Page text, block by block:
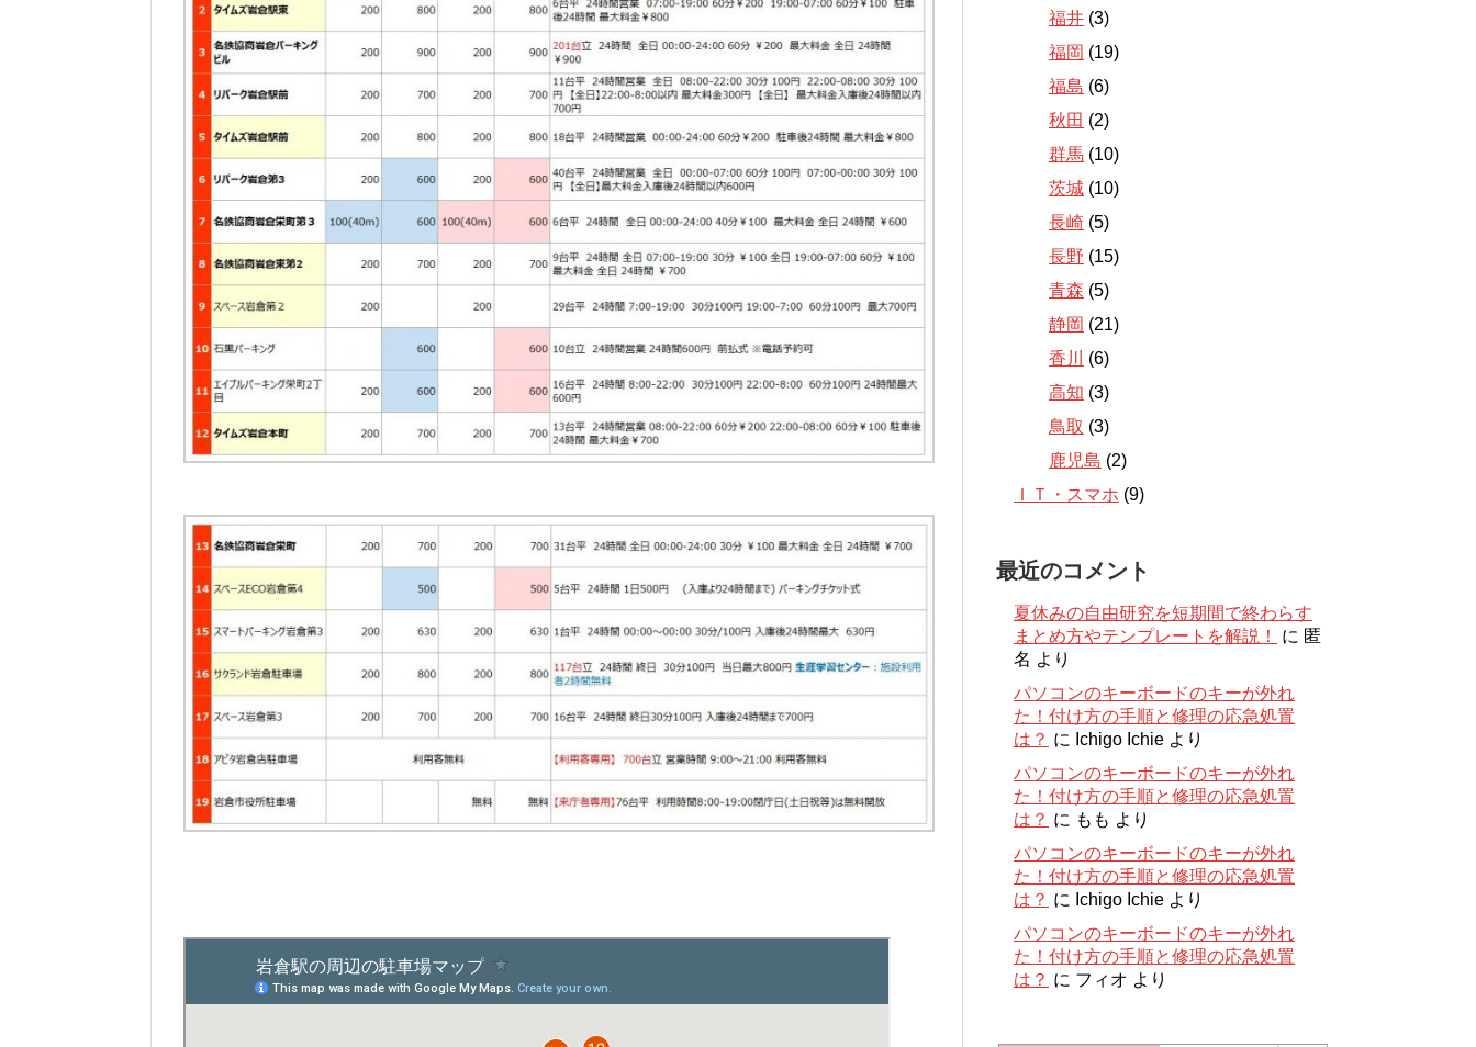
福井 (3)
福岡 (19)
福島 (6)
秋田 (2)
群馬 (10)
茨城 (10)
長崎 (5)
長野 (15)
青森 (5)
静岡 (21)
香川
(6)
高知 (3)
鳥取 (3)
鹿児島 (2)
ＩＴ・スマホ (9)
最近のコメント
夏休みの自由研究を短期間で終わらす
まとめ方やテンプレートを解説！
に 匿
名 より
パソコンのキーボードのキーが外れ
た！付け方の手順と修理の応急処置
は？ に Ichigo Ichie より
パソコンのキーボードのキーが外れ
た！付け方の手順と修理の応急処置
は？ に もも より
パソコンのキーボードのキーが外れ
た！付け方の手順と修理の応急処置
は？ に Ichigo Ichie より
パソコンのキーボードのキーが外れ
た！付け方の手順と修理の応急処置
は？ に フィオ より